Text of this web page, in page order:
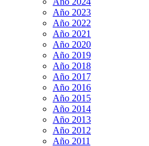
Año 2023
Año 2022
Año 2021
Año 2020
Año 2019
Año 2018
Año 2017
Año 2016
Año 2015
Año 2014
Año 2013
Año 2012
Año 2011